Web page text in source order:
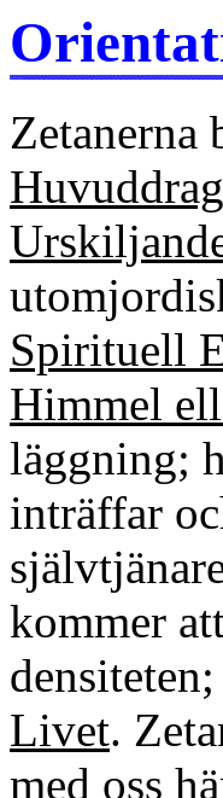
Zetanerna
Spirituell
Himmel
läggning;
inträffar
kommer
Livet.
med oss